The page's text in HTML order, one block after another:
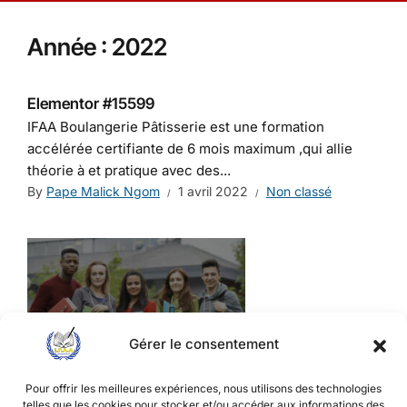
Gérer le consentement
Pour offrir les meilleures expériences, nous utilisons des technologies
Année : 2022
Elementor #15599
IFAA Boulangerie Pâtisserie est une formation
accélérée certifiante de 6 mois maximum ,qui allie
théorie à et pratique avec des...
By Pape Malick Ngom 1 avril 2022 Non classé
L’IFAA vous accueille à la Cité SIPRES 2 sur la VDN en